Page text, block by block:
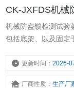
CK-JXFDS机械
机械防盗锁检测试验
包括底架、以及固定
根第二立柱设置在
更新时间：2026-
厂商性质：生产厂